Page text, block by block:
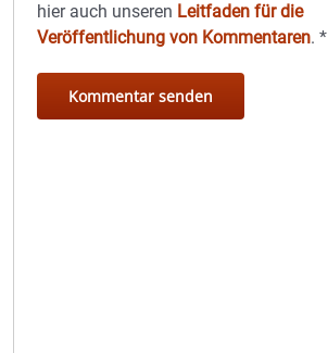
hier auch unseren Leitfaden für die
Veröffentlichung von Kommentaren.*